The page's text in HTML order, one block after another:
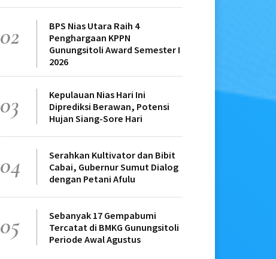
02
BPS Nias Utara Raih 4
Penghargaan KPPN
Gunungsitoli Award Semester I
2026
03
Kepulauan Nias Hari Ini
Diprediksi Berawan, Potensi
Hujan Siang-Sore Hari
04
Serahkan Kultivator dan Bibit
Cabai, Gubernur Sumut Dialog
dengan Petani Afulu
05
Sebanyak 17 Gempabumi
Tercatat di BMKG Gunungsitoli
Periode Awal Agustus